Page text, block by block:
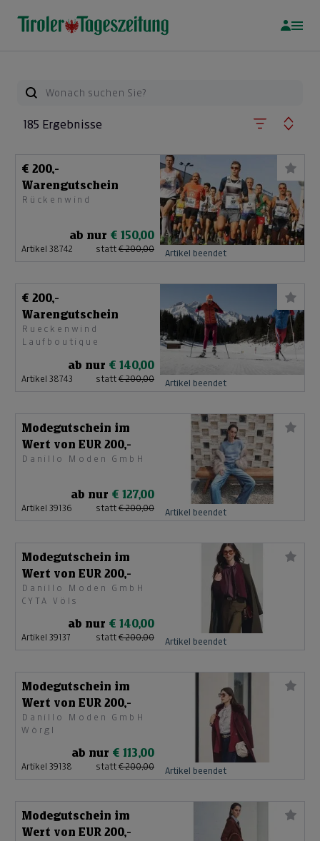
185 Ergebnisse
€ 200,-
Warengutschein
Rückenwind
ab nur € 150,00
Artikel 38742 statt € 200,00 Artikel beendet
€ 200,-
Warengutschein
Rueckenwind
Laufboutique
ab nur € 140,00
Artikel 38743 statt € 200,00 Artikel beendet
Modegutschein im
Wert von EUR 200,-
Danillo Moden GmbH
ab nur € 127,00
Artikel 39136 statt € 200,00 Artikel beendet
Modegutschein im
Wert von EUR 200,-
Danillo Moden GmbH
CYTA Völs
ab nur € 140,00
Artikel 39137 statt € 200,00 Artikel beendet
Modegutschein im
Wert von EUR 200,-
Danillo Moden GmbH
Wörgl
ab nur € 113,00
Artikel 39138 statt € 200,00 Artikel beendet
Modegutschein im
Wert von EUR 200,-